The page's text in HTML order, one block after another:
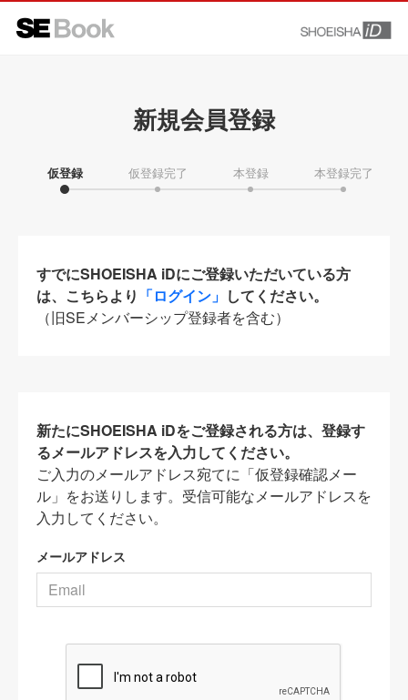
新規会員登録
仮登録 仮登録完了 本登録 本登録完了
すでにSHOEISHA iDにご登録いただいている方
は、こちらより 「ログイン」 してください。
（旧SEメンバーシップ登録者を含む）
新たにSHOEISHA iDをご登録される方は、登録す
るメールアドレスを入力してください。
ご入力のメールアドレス宛てに「仮登録確認メー
ル」をお送りします。受信可能なメールアドレスを
入力してください。
メールアドレス